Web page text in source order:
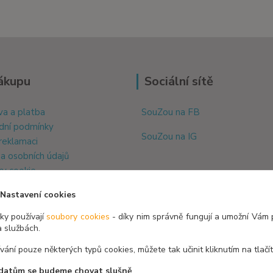
a platba
podmínky
osobních údajů
cookie
Sociální sítě
SouZou na FB
SouZou na IG
Nastavení cookies
používajísoubory cookies - díky nim správně fungují a umožní
službách.
pouze některých typů cookies, můžete tak učinit kliknutím na